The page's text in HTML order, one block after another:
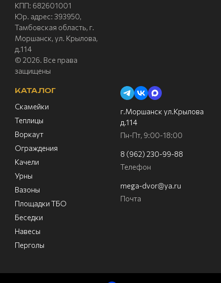
КПП: 682601001
Юр. адрес: 393950,
Тамбовская область, г.
Моршанск, ул. Крылова,
д.114
© 2026. Все права
защищены
КАТАЛОГ
Скамейки
Теплицы
Воркаут
Ограждения
Качели
Урны
Вазоны
Площадки ТБО
Беседки
Навесы
Перголы
г.Моршанск ул.Крылова
д.114
Пн-Пт, 9:00-18:00
8 (962) 230-99-88
Телефон
mega-dvor@ya.ru
Почта